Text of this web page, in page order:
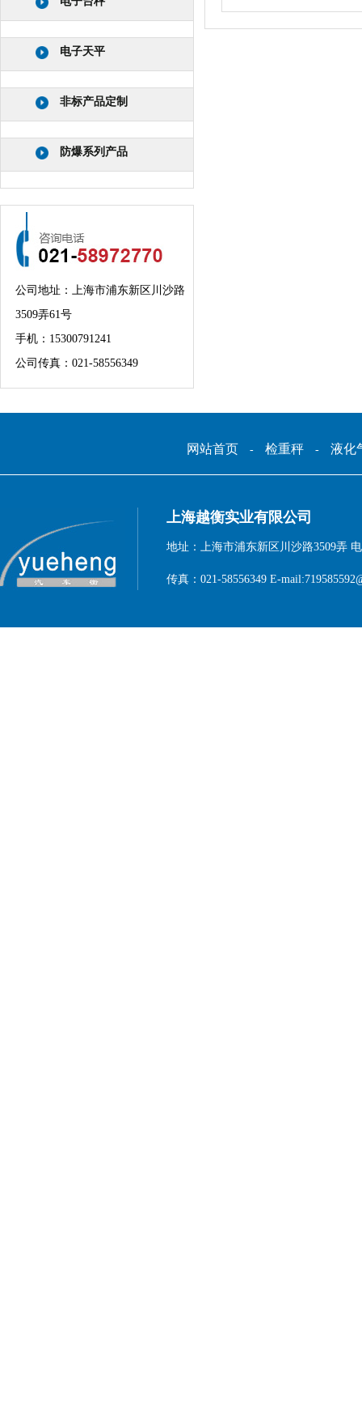
电子天平
非标产品定制
防爆系列产品
公司地址：上海市浦东新区川沙路
3509弄61号
手机： 15300791241
公司传真：021-58556349
网站首页 - 检重秤 - 液化
上海越衡实业有限公司
地址：上海市浦东新区川沙路3509弄 电
传真：021-58556349 E-